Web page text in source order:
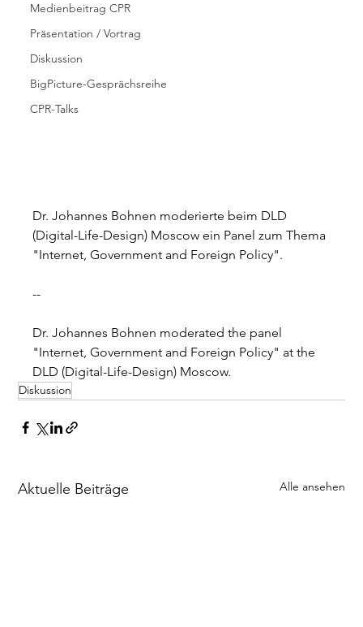
Medienbeitrag CPR
Präsentation / Vortrag
Diskussion
BigPicture-Gesprächsreihe
CPR-Talks
Dr. Johannes Bohnen moderierte beim DLD
(Digital-Life-Design) Moscow ein Panel zum Thema
"Internet, Government and Foreign Policy".
--
Dr. Johannes Bohnen moderated the panel
"Internet, Government and Foreign Policy" at the
DLD (Digital-Life-Design) Moscow.
Diskussion
Aktuelle Beiträge Alle ansehen